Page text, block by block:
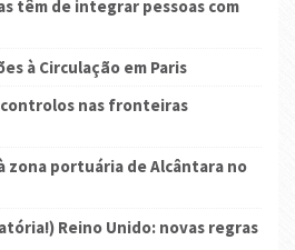
têm de integrar pessoas com
à Circulação em Paris
controlos nas fronteiras
zona portuária de Alcântara no
Reino Unido: novas regras